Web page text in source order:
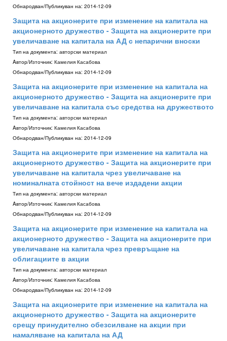
Обнародван/Публикуван на: 2014-12-09
Защита на акционерите при изменение на капитала на
акционерното дружество - Защита на акционерите при
увеличаване на капитала на АД с непарични вноски
Тип на документа: авторски материал
Aвтор/Източник: Камелия Касабова
Обнародван/Публикуван на: 2014-12-09
Защита на акционерите при изменение на капитала на
акционерното дружество - Защита на акционерите при
увеличаване на капитала със средства на дружеството
Тип на документа: авторски материал
Aвтор/Източник: Камелия Касабова
Обнародван/Публикуван на: 2014-12-09
Защита на акционерите при изменение на капитала на
акционерното дружество - Защита на акционерите при
увеличаване на капитала чрез увеличаване на
номиналната стойност на вече издадени акции
Тип на документа: авторски материал
Aвтор/Източник: Камелия Касабова
Обнародван/Публикуван на: 2014-12-09
Защита на акционерите при изменение на капитала на
акционерното дружество - Защита на акционерите при
увеличаване на капитала чрез превръщане на
облигациите в акции
Тип на документа: авторски материал
Aвтор/Източник: Камелия Касабова
Обнародван/Публикуван на: 2014-12-09
Защита на акционерите при изменение на капитала на
акционерното дружество - Защита на акционерите
срещу принудително обезсилване на акции при
намаляване на капитала на АД